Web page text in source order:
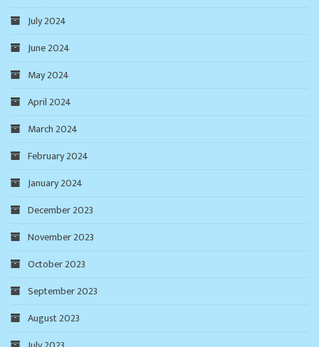
July 2024
June 2024
May 2024
April 2024
March 2024
February 2024
January 2024
December 2023
November 2023
October 2023
September 2023
August 2023